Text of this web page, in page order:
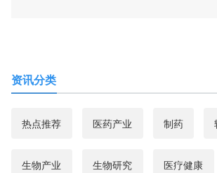
资讯分类
热点推荐 医药产业 制药
生物产业 生物研究 医疗健康